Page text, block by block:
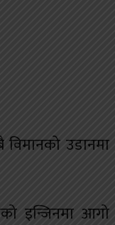
उडानमा
इन्जिनमा आगो